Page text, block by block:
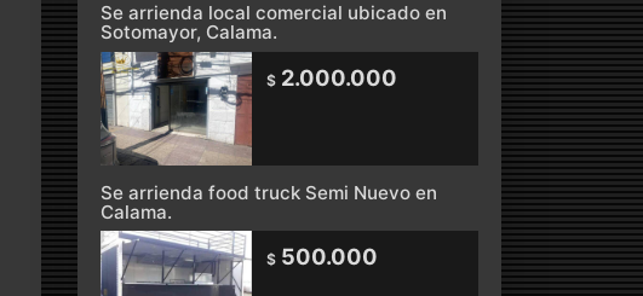
Se arrienda local comercial ubicado en
Sotomayor, Calama.
$2.000.000
Se arrienda food truck Semi Nuevo en
Calama.
$500.000